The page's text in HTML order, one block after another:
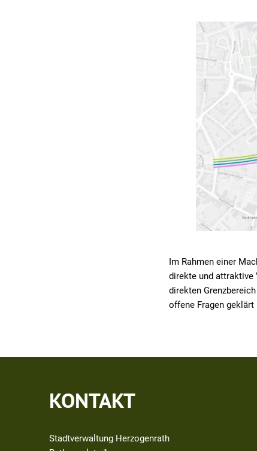
Im Rahmen einer
direkte und attraktive
direkten
offene Fragen
KONTAKT
Stadtverwaltung Herzogenrath